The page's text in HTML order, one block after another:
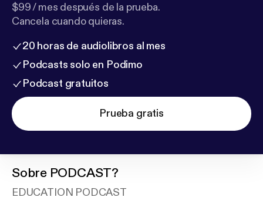
$99 / mes después de la prueba.
Cancela cuando quieras.
20 horas de audiolibros al mes
Podcasts solo en Podimo
Podcast gratuitos
Prueba gratis
Sobre PODCAST?
EDUCATION PODCAST